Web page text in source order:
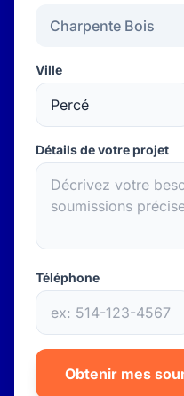
Ville
Détails de votre projet
Téléphone
Obtenir mes